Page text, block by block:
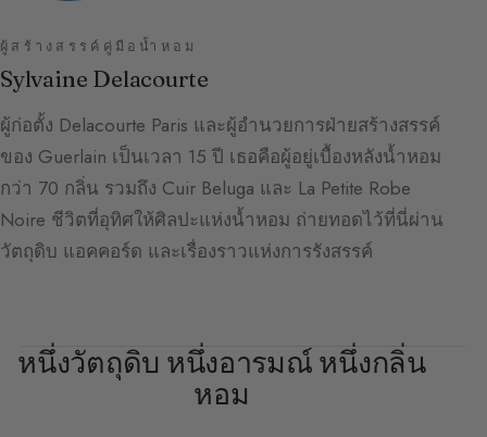
ผู้สร้างสรรค์คู่มือน้ำหอม
Sylvaine Delacourte
ผู้ก่อตั้ง Delacourte Paris และผู้อำนวยการฝ่ายสร้างสรรค์
ของ Guerlain เป็นเวลา 15 ปี เธอคือผู้อยู่เบื้องหลังน้ำหอม
กว่า 70 กลิ่น รวมถึง Cuir Beluga และ La Petite Robe
Noire ชีวิตที่อุทิศให้ศิลปะแห่งน้ำหอม ถ่ายทอดไว้ที่นี่ผ่าน
วัตถุดิบ แอคคอร์ด และเรื่องราวแห่งการรังสรรค์
หนึ่งวัตถุดิบ หนึ่งอารมณ์ หนึ่งกลิ่น
หอม